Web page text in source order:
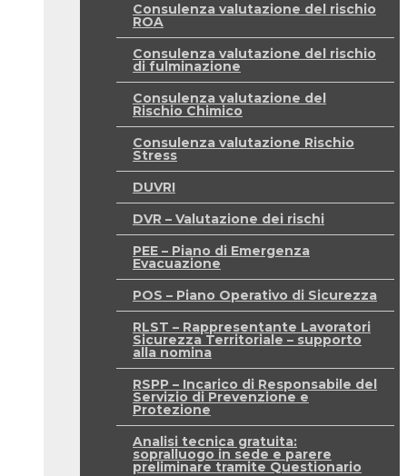
Consulenza valutazione del rischio
ROA
Consulenza valutazione del rischio
di fulminazione
Consulenza valutazione del
Rischio Chimico
Consulenza valutazione Rischio
Stress
DUVRI
DVR – Valutazione dei rischi
PEE – Piano di Emergenza
Evacuazione
POS – Piano Operativo di Sicurezza
RLST – Rappresentante Lavoratori
Sicurezza Territoriale – supporto
alla nomina
RSPP – Incarico di Responsabile del
Servizio di Prevenzione e
Protezione
Analisi tecnica gratuita:
sopralluogo in sede e parere
preliminare tramite Questionario